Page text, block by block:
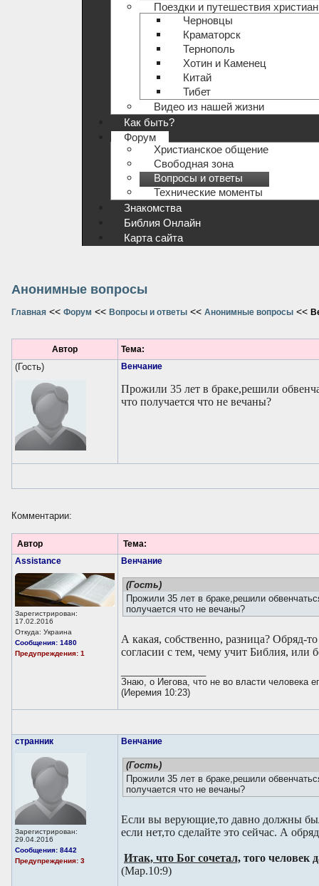
Поездки и путешествия христиан
Черновцы
Краматорск
Тернополь
Хотин и Каменец
Китай
Тибет
Видео из нашей жизни
Как быть?
Форум
Христианское общение
Свободная зона
Вопросы и ответы
Технические моменты
Знакомства
Библия Онлайн
Карта сайта
Анонимные вопросы
Главная << Форум << Вопросы и ответы << Анонимные вопросы <<
Автор Тема:
(Гость) Венчание
Прожили 35 лет в браке,решили
что получается что не вечаны?
Комментарии:
Автор
Тема:
Assistance
Зарегистрирован:
17.02.2016
Откуда: Украина
Сообщения: 1480
Предупреждения: 1
Венчание
(Гость)
Прожили 35 лет в браке,решили
получается что не вечаны?
А какая, собственно, разница? Обряд-
согласии с тем, чему учит Библия, или
Знаю, о Иегова, что не во власти человека
(Иеремия 10:23)
странник
Зарегистрирован:
29.04.2016
Сообщения: 8442
Предупреждения: 3
Венчание
(Гость)
Прожили 35 лет в браке,решили
получается что не вечаны?
Если вы верующие,то давно должны
если нет,то сделайте это сейчас. А
Итак, что Бог сочетал, того человек
(Мар.10:9)